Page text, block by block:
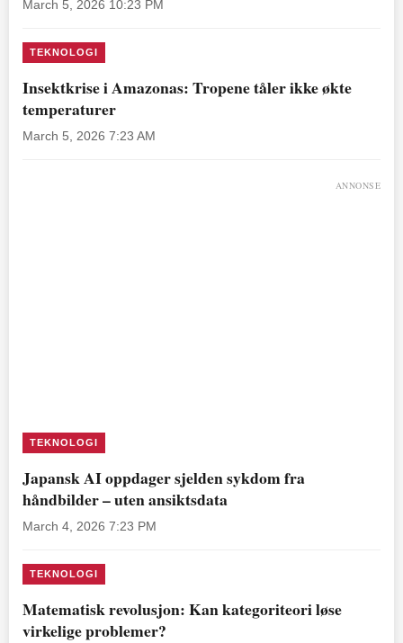
March 5, 2026 10:23 PM
TEKNOLOGI
Insektkrise i Amazonas: Tropene tåler ikke økte
temperaturer
March 5, 2026 7:23 AM
ANNONSE
TEKNOLOGI
Japansk AI oppdager sjelden sykdom fra
håndbilder – uten ansiktsdata
March 4, 2026 7:23 PM
TEKNOLOGI
Matematisk revolusjon: Kan kategoriteori løse
virkelige problemer?